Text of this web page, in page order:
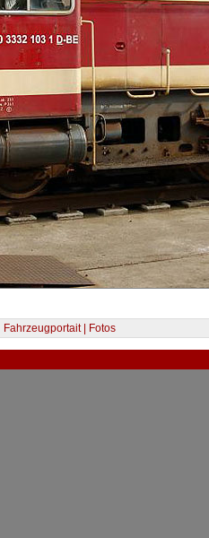
Fahrzeugportait | Fotos